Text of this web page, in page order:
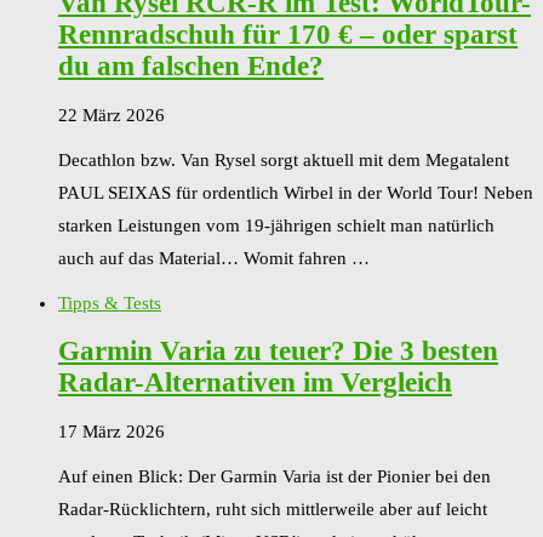
Rennradschuh für 170 € – oder sparst
du am falschen Ende?
22 März 2026
Decathlon bzw. Van Rysel sorgt aktuell mit dem Megatalent
PAUL SEIXAS für ordentlich Wirbel in der World Tour! Neben
starken Leistungen vom 19-jährigen schielt man natürlich
auch auf das Material… Womit fahren …
Tipps & Tests
Garmin Varia zu teuer? Die 3 besten
Radar-Alternativen im Vergleich
17 März 2026
Auf einen Blick: Der Garmin Varia ist der Pionier bei den
Radar-Rücklichtern, ruht sich mittlerweile aber auf leicht